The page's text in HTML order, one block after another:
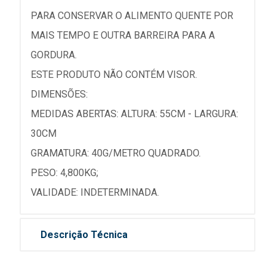
PARA CONSERVAR O ALIMENTO QUENTE POR
MAIS TEMPO E OUTRA BARREIRA PARA A
GORDURA.
ESTE PRODUTO NÃO CONTÉM VISOR.
DIMENSÕES:
MEDIDAS ABERTAS: ALTURA: 55CM - LARGURA:
30CM
GRAMATURA: 40G/METRO QUADRADO.
PESO: 4,800KG;
VALIDADE: INDETERMINADA.
Descrição Técnica